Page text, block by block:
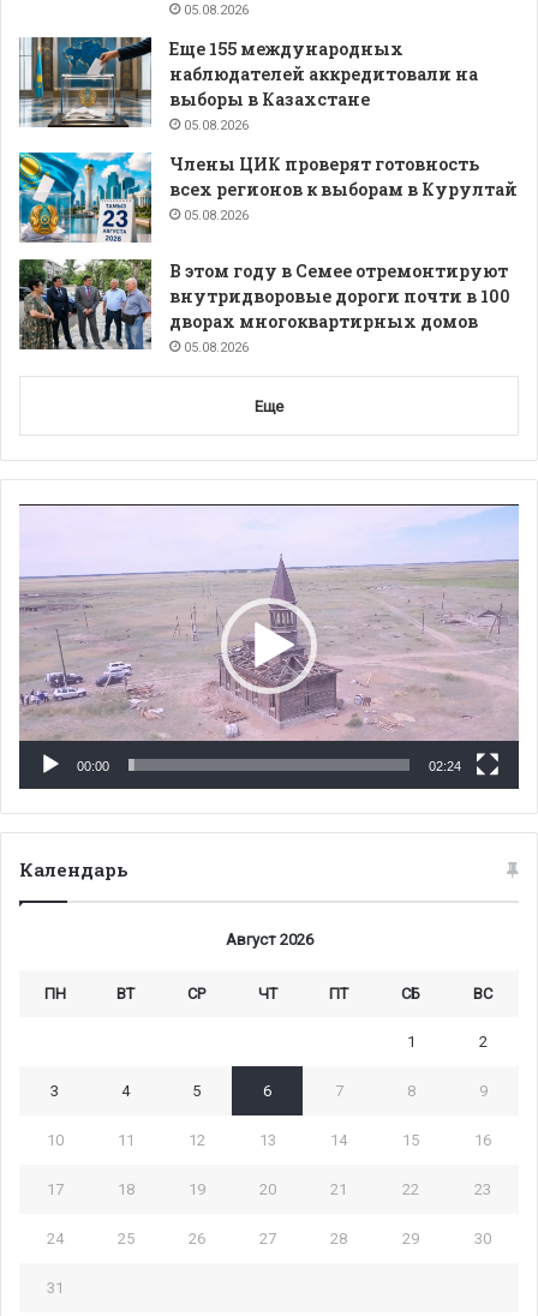
05.08.2026
Еще 155 международных
наблюдателей аккредитовали на
выборы в Казахстане
05.08.2026
Члены ЦИК проверят готовность
всех регионов к выборам в Курултай
05.08.2026
В этом году в Семее отремонтируют
внутридворовые дороги почти в 100
дворах многоквартирных домов
05.08.2026
Еще
00:00 02:24
Календарь
Август 2026
ПН ВТ СР ЧТ ПТ СБ ВС
1 2
3 4 5 6 7 8 9
10 11 12 13 14 15 16
17 18 19 20 21 22 23
24 25 26 27 28 29 30
31